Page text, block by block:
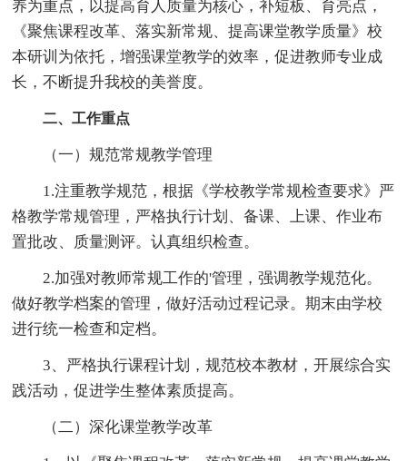
养为重点，以提高育人质量为核心，补短板、育亮点，
《聚焦课程改革、落实新常规、提高课堂教学质量》校
本研训为依托，增强课堂教学的效率，促进教师专业成
长，不断提升我校的美誉度。
二、工作重点
（一）规范常规教学管理
1.注重教学规范，根据《学校教学常规检查要求》严
格教学常规管理，严格执行计划、备课、上课、作业布
置批改、质量测评。认真组织检查。
2.加强对教师常规工作的'管理，强调教学规范化。
做好教学档案的管理，做好活动过程记录。期末由学校
进行统一检查和定档。
3、严格执行课程计划，规范校本教材，开展综合实
践活动，促进学生整体素质提高。
（二）深化课堂教学改革